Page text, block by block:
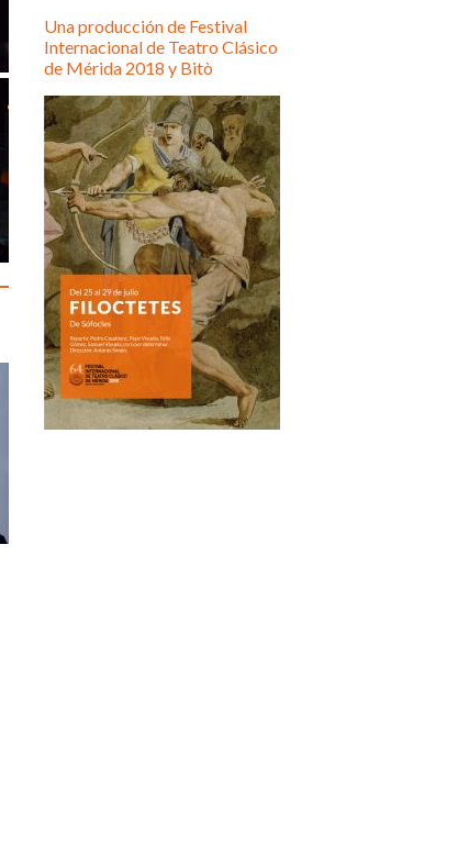
Una producción de Festival
Internacional de Teatro Clásico
de Mérida 2018 y Bitò